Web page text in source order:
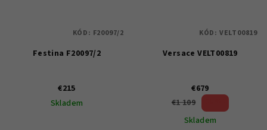
Festina F20097/2
€215
Skladem
KÓD: F20097/2
Versace VELT00819
€679
€1 109
Skladem
KÓD: VELT00819